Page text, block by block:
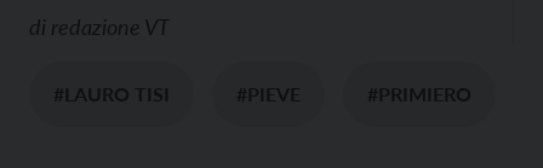
di redazione VT
#LAURO TISI #PIEVE #PRIMIERO